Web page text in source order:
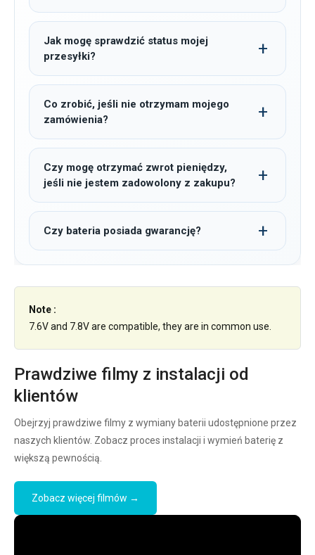
Jak mogę sprawdzić status mojej
przesyłki?
Co zrobić, jeśli nie otrzymam mojego
zamówienia?
Czy mogę otrzymać zwrot pieniędzy,
jeśli nie jestem zadowolony z zakupu?
Czy bateria posiada gwarancję?
Note :
7.6V and 7.8V are compatible, they are in common use.
Prawdziwe filmy z instalacji od
klientów
Obejrzyj prawdziwe filmy z wymiany baterii udostępnione przez
naszych klientów. Zobacz proces instalacji i wymień baterię z
większą pewnością.
Zobacz więcej filmów →